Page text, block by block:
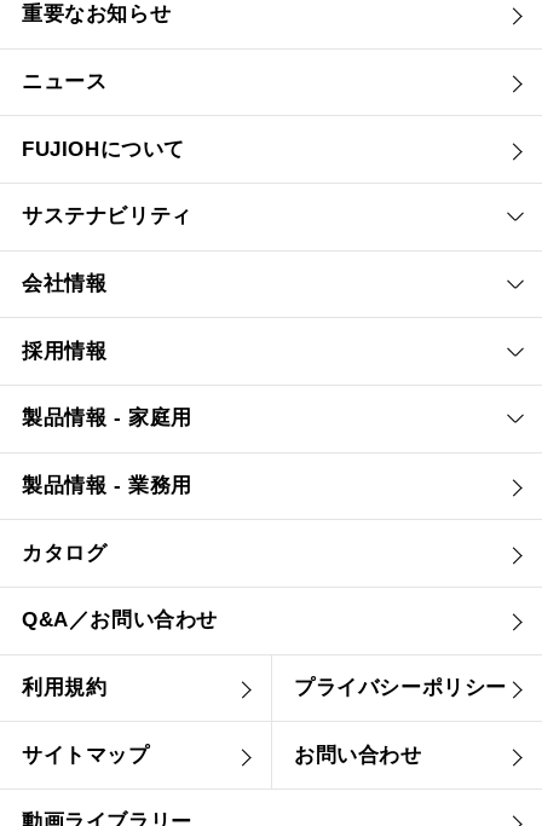
重要なお知らせ
ニュース
FUJIOHについて
サステナビリティ
会社情報
採用情報
製品情報 - 家庭用
製品情報 - 業務用
カタログ
Q&A／お問い合わせ
利用規約 プライバシーポリシー
サイトマップ お問い合わせ